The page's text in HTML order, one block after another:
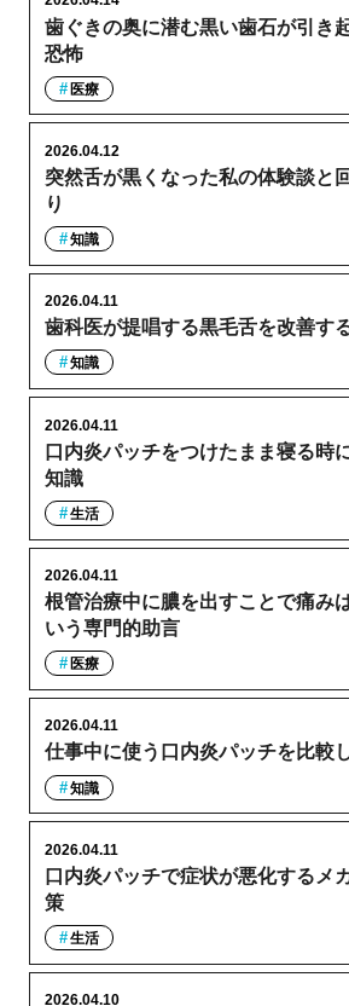
歯ぐきの奥に潜む黒い歯石が引き
恐怖
医療
突然舌が黒くなった私の体験談と
り
2026.04.12
知識
歯科医が提唱する黒毛舌を改善す
2026.04.11
知識
口内炎パッチをつけたまま寝る時
知識
2026.04.11
生活
根管治療中に膿を出すことで痛み
いう専門的助言
2026.04.11
医療
仕事中に使う口内炎パッチを比較
2026.04.11
知識
口内炎パッチで症状が悪化するメ
策
2026.04.11
生活
2026.04.10